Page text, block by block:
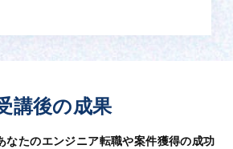
講後の成果
なたのエンジニア転職や案件獲得の成功